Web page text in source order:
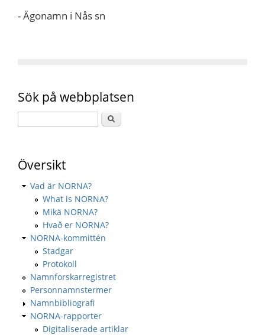
- Ägonamn i Nås sn
Sök på webbplatsen
Översikt
Vad är NORNA?
What is NORNA?
Mikä NORNA?
Hvað er NORNA?
NORNA-kommittén
Stadgar
Protokoll
Namnforskarregistret
Personnamnstermer
Namnbibliografi
NORNA-rapporter
Digitaliserade artiklar